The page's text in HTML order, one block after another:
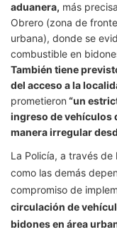
aduanera, más
Obrero (zona de
urbana), donde se
combustible en
También tiene
del acceso a la
prometieron “un
ingreso de vehículos
manera irregular
La Policía, a través de
como las demás
compromiso de
circulación de
bidones en área